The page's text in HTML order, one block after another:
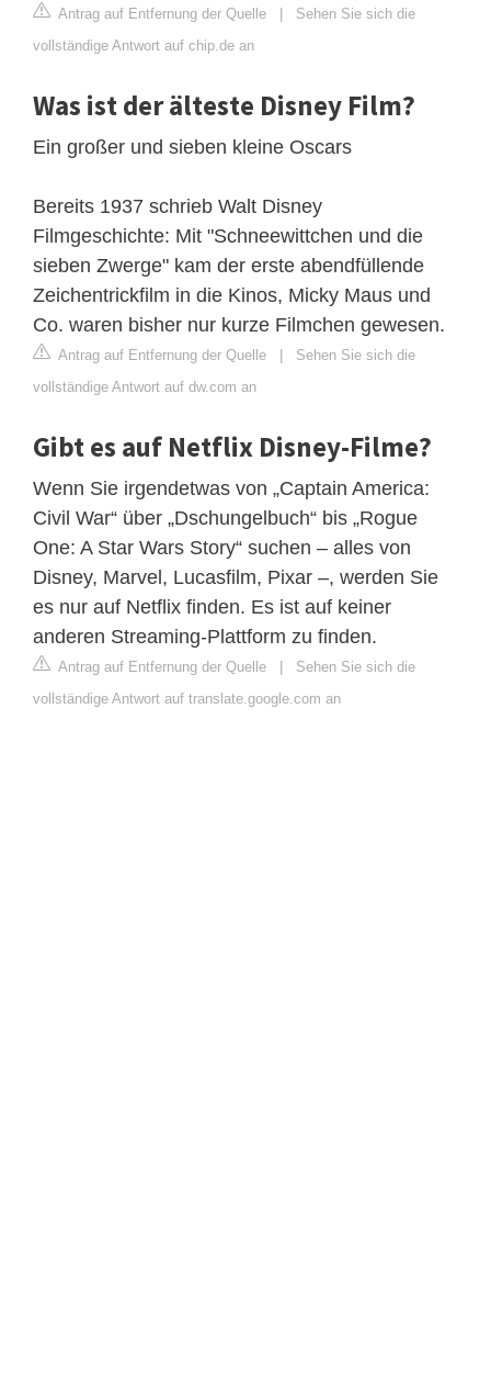
Antrag auf Entfernung der Quelle | Sehen Sie sich die
vollständige Antwort auf chip.de an
Was ist der älteste Disney Film?
Ein großer und sieben kleine Oscars
Bereits 1937 schrieb Walt Disney
Filmgeschichte: Mit "Schneewittchen und die
sieben Zwerge" kam der erste abendfüllende
Zeichentrickfilm in die Kinos, Micky Maus und
Co. waren bisher nur kurze Filmchen gewesen.
Antrag auf Entfernung der Quelle | Sehen Sie sich die
vollständige Antwort auf dw.com an
Gibt es auf Netflix Disney-Filme?
Wenn Sie irgendetwas von „Captain America:
Civil War“ über „Dschungelbuch“ bis „Rogue
One: A Star Wars Story“ suchen – alles von
Disney, Marvel, Lucasfilm, Pixar –, werden Sie
es nur auf Netflix finden. Es ist auf keiner
anderen Streaming-Plattform zu finden.
Antrag auf Entfernung der Quelle | Sehen Sie sich die
vollständige Antwort auf translate.google.com an